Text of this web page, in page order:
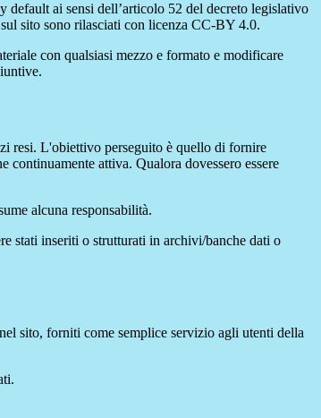
default ai sensi dell’articolo 52 del decreto legislativo
sito sono rilasciati con licenza CC-BY 4.0.
con qualsiasi mezzo e formato e modificare
resi. L'obiettivo perseguito è quello di fornire
attiva. Qualora dovessero essere
alcuna responsabilità.
stati inseriti o strutturati in archivi/banche dati o
sito, forniti come semplice servizio agli utenti della